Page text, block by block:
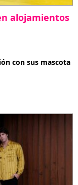
alojamientos
con sus mascota